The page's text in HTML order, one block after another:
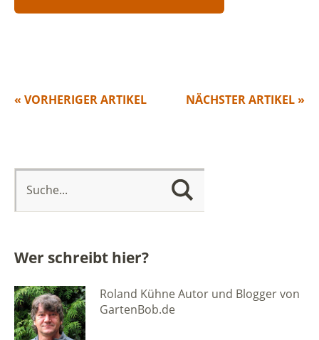
NÄCHSTER ARTIKEL »
« VORHERIGER ARTIKEL
Wer schreibt hier?
Roland Kühne Autor und Blogger von
GartenBob.de